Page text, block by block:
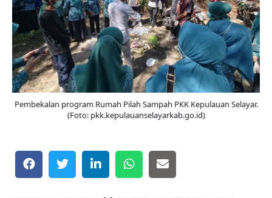
Pembekalan program Rumah Pilah Sampah PKK Kepulauan Selayar.
(Foto: pkk.kepulauanselayarkab.go.id)